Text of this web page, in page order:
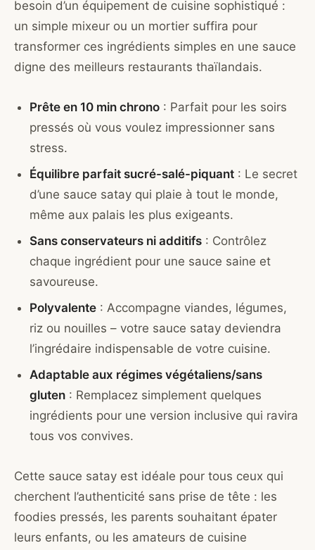
besoin d’un équipement de cuisine sophistiqué :
un simple mixeur ou un mortier suffira pour
transformer ces ingrédients simples en une sauce
digne des meilleurs restaurants thaïlandais.
Prête en 10 min chrono : Parfait pour les soirs
pressés où vous voulez impressionner sans
stress.
Équilibre parfait sucré-salé-piquant : Le secret
d’une sauce satay qui plaie à tout le monde,
même aux palais les plus exigeants.
Sans conservateurs ni additifs : Contrôlez
chaque ingrédient pour une sauce saine et
savoureuse.
Polyvalente : Accompagne viandes, légumes,
riz ou nouilles – votre sauce satay deviendra
l’ingrédaire indispensable de votre cuisine.
Adaptable aux régimes végétaliens/sans
gluten : Remplacez simplement quelques
ingrédients pour une version inclusive qui ravira
tous vos convives.
Cette sauce satay est idéale pour tous ceux qui
cherchent l’authenticité sans prise de tête : les
foodies pressés, les parents souhaitant épater
leurs enfants, ou les amateurs de cuisine